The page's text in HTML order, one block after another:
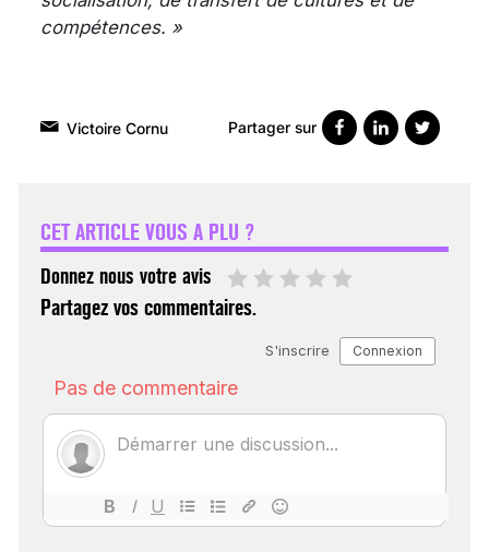
compétences. »
Victoire Cornu Partager sur
CET ARTICLE VOUS A PLU ?
Donnez nous votre avis
Partagez vos commentaires.
ÉCHO : DES IMAGES
POUR TOUTES LES
18 juil 2022